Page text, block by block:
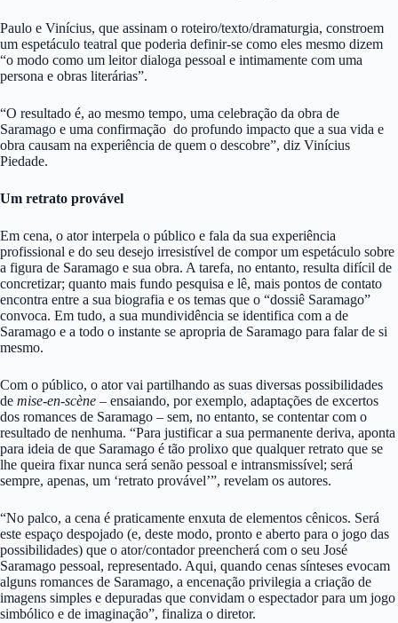
Paulo e Vinícius, que assinam o roteiro/texto/dramaturgia, constroem
um espetáculo teatral que poderia definir-se como eles mesmo dizem
“o modo como um leitor dialoga pessoal e intimamente com uma
persona e obras literárias”.
“O resultado é, ao mesmo tempo, uma celebração da obra de
Saramago e uma confirmação do profundo impacto que a sua vida e
obra causam na experiência de quem o descobre”, diz Vinícius
Piedade.
Um retrato provável
Em cena, o ator interpela o público e fala da sua experiência
profissional e do seu desejo irresistível de compor um espetáculo sobre
a figura de Saramago e sua obra. A tarefa, no entanto, resulta difícil de
concretizar; quanto mais fundo pesquisa e lê, mais pontos de contato
encontra entre a sua biografia e os temas que o “dossiê Saramago”
convoca. Em tudo, a sua mundividência se identifica com a de
Saramago e a todo o instante se apropria de Saramago para falar de si
mesmo.
Com o público, o ator vai partilhando as suas diversas possibilidades
de mise-en-scène – ensaiando, por exemplo, adaptações de excertos
dos romances de Saramago – sem, no entanto, se contentar com o
resultado de nenhuma. “Para justificar a sua permanente deriva, aponta
para ideia de que Saramago é tão prolixo que qualquer retrato que se
lhe queira fixar nunca será senão pessoal e intransmissível; será
sempre, apenas, um ‘retrato provável’”, revelam os autores.
“No palco, a cena é praticamente enxuta de elementos cênicos. Será
este espaço despojado (e, deste modo, pronto e aberto para o jogo das
possibilidades) que o ator/contador preencherá com o seu José
Saramago pessoal, representado. Aqui, quando cenas sínteses evocam
alguns romances de Saramago, a encenação privilegia a criação de
imagens simples e depuradas que convidam o espectador para um jogo
simbólico e de imaginação”, finaliza o diretor.